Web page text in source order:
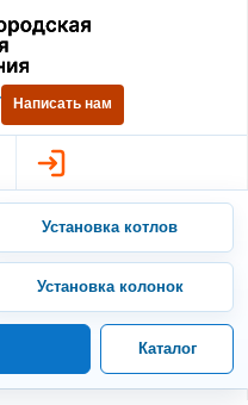
Газовая
Написать нам
Установка котлов
Установка колонок
Каталог